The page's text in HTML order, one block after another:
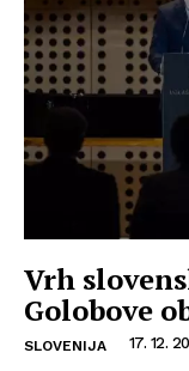
Vrh
Golobove
SLOVENIJA 17. 12.